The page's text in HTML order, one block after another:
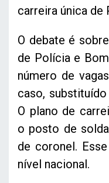
carreira única
O debate é
de Polícia e
número de
caso,
O plano de
o posto de
de coronel.
nível nacional.